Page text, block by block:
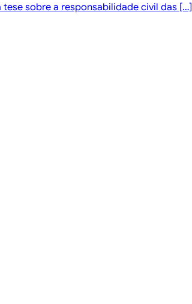
tese sobre a responsabilidade civil das […]